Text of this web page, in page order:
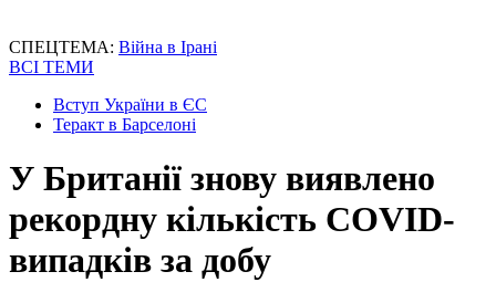
СПЕЦТЕМА: Війна в Ірані
ВСІ ТЕМИ
Вступ України в ЄС
Теракт в Барселоні
У Британії знову виявлено
рекордну кількість COVID-
випадків за добу